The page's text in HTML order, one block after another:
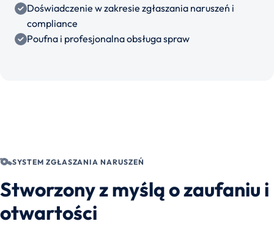
Doświadczenie w zakresie zgłaszania naruszeń i
compliance
Poufna i profesjonalna obsługa spraw
SYSTEM ZGŁASZANIA NARUSZEŃ
Stworzony z myślą o zaufaniu i
otwartości